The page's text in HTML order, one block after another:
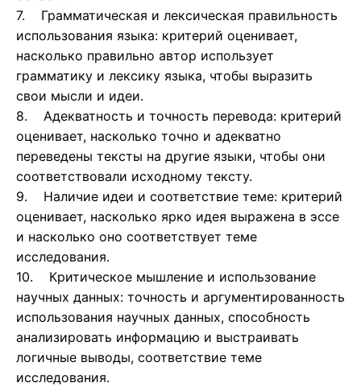
7. Грамматическая и лексическая правильность
использования языка: критерий оценивает,
насколько правильно автор использует
грамматику и лексику языка, чтобы выразить
свои мысли и идеи.
8. Адекватность и точность перевода: критерий
оценивает, насколько точно и адекватно
переведены тексты на другие языки, чтобы они
соответствовали исходному тексту.
9. Наличие идеи и соответствие теме: критерий
оценивает, насколько ярко идея выражена в эссе
и насколько оно соответствует теме
исследования.
10. Критическое мышление и использование
научных данных: точность и аргументированность
использования научных данных, способность
анализировать информацию и выстраивать
логичные выводы, соответствие теме
исследования.